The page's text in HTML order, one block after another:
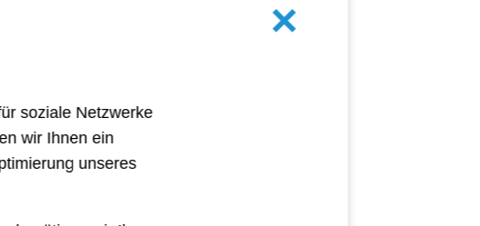
Abbrechen
soziale Netzwerke
wir Ihnen ein
unseres